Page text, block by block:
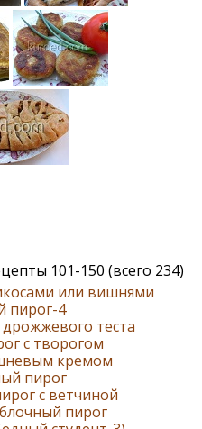
101-150 (всего 234)
или вишнями
пирог-4
теста
с творогом
кремом
пирог
с ветчиной
пирог